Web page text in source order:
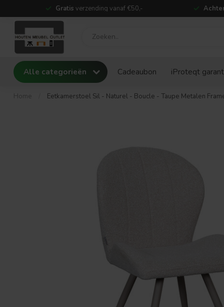
Gratis verzending vanaf €50,-
Alle categorieën Cadeaubon iProteqt
Home Eetkamerstoel Sil - Naturel - Boucle - Taupe Metalen